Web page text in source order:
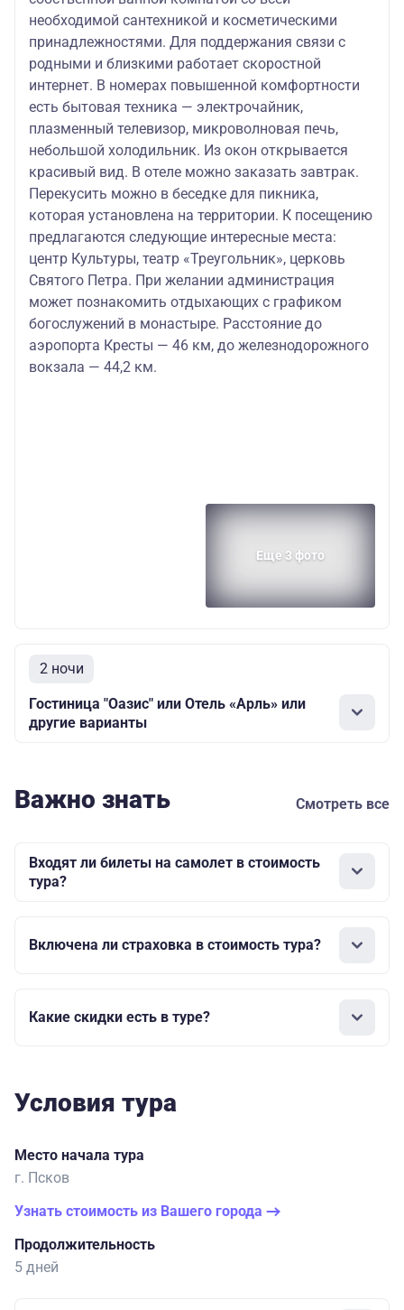
студии и
апартаменты)
Двор
Подзноева
4**
(главный
корпус)
39
170
58
920
необходимой сантехникой и косметическими
принадлежностями. Для поддержания связи с
родными и близкими работает скоростной
интернет. В номерах повышенной комфортности
есть бытовая техника — электрочайник,
плазменный телевизор, микроволновая печь,
небольшой холодильник. Из окон открывается
красивый вид. В отеле можно заказать завтрак.
Перекусить можно в беседке для пикника,
которая установлена на территории. К посещению
предлагаются следующие интересные места:
центр Культуры, театр «Треугольник», церковь
Святого Петра. При желании администрация
может познакомить отдыхающих с графиком
богослужений в монастыре. Расстояние до
аэропорта Кресты — 46 км, до железнодорожного
вокзала — 44,2 км.
Еще 3 фото
2 ночи
Гостиница "Оазис" или Отель «Арль» или
другие варианты
Важно знать Смотреть все
Входят ли билеты на самолет в стоимость
тура?
Включена ли страховка в стоимость тура?
Какие скидки есть в туре?
Условия тура
Место начала тура
г. Псков
Узнать стоимость из Вашего города
Продолжительность
5 дней